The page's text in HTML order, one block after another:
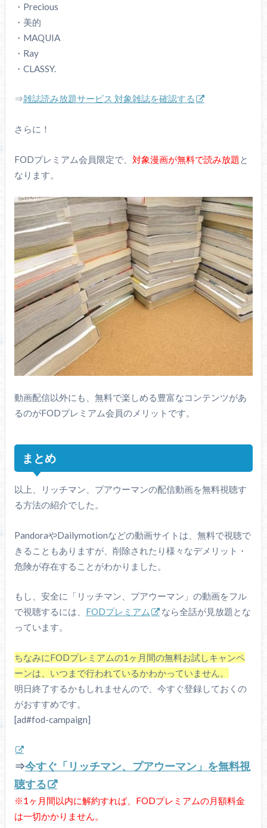
・Precious
・美的
・MAQUIA
・Ray
・CLASSY.
⇒雑誌読み放題サービス 対象雑誌を確認する
さらに！
FODプレミアム会員限定で、 対象漫画が無料で読み放題 と
なります。
動画配信以外にも、無料で楽しめる豊富なコンテンツがあ
るのがFODプレミアム会員のメリットです。
まとめ
以上、リッチマン、プアウーマンの配信動画を無料視聴す
る方法の紹介でした。
PandoraやDailymotionなどの動画サイトは、無料で視聴で
きることもありますが、削除されたり様々なデメリット・
危険が存在することがわかりました。
もし、安全に「リッチマン、プアウーマン」の動画をフル
で視聴するには、 FODプレミアム
なら全話が見放題とな
っています。
ちなみにFODプレミアムの1ヶ月間の無料お試しキャンペ
ーンは、いつまで行われているかわかっていません。
明日終了するかもしれませんので、今すぐ登録しておくの
がおすすめです。
[ad#fod-campaign]
⇒今すぐ「リッチマン、プアウーマン」を無料視
聴する
※1ヶ月間以内に解約すれば、FODプレミアムの月額料金
は一切かかりません。